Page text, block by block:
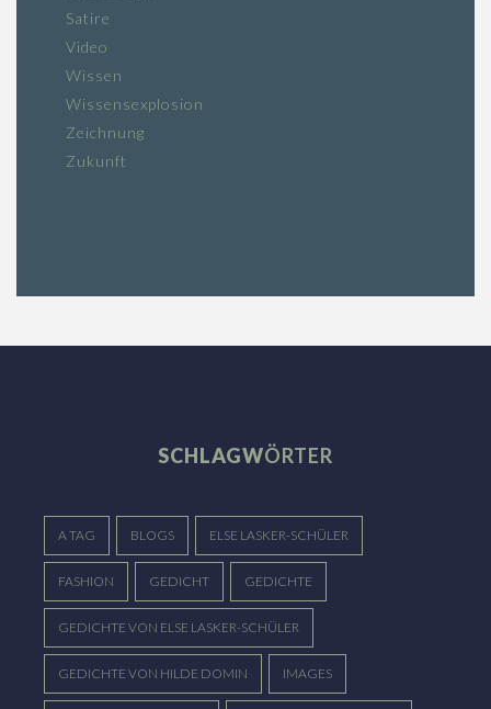
Satire
Video
Wissen
Wissensexplosion
Zeichnung
Zukunft
SCHLAGWÖRTER
A TAG BLOGS ELSE LASKER-SCHÜLER
FASHION GEDICHT GEDICHTE
GEDICHTE VON ELSE LASKER-SCHÜLER
GEDICHTE VON HILDE DOMIN IMAGES